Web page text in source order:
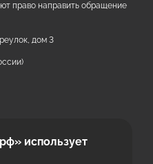
право направить обращение
дом 3
некоммерческая
развития бизнеса и
использует